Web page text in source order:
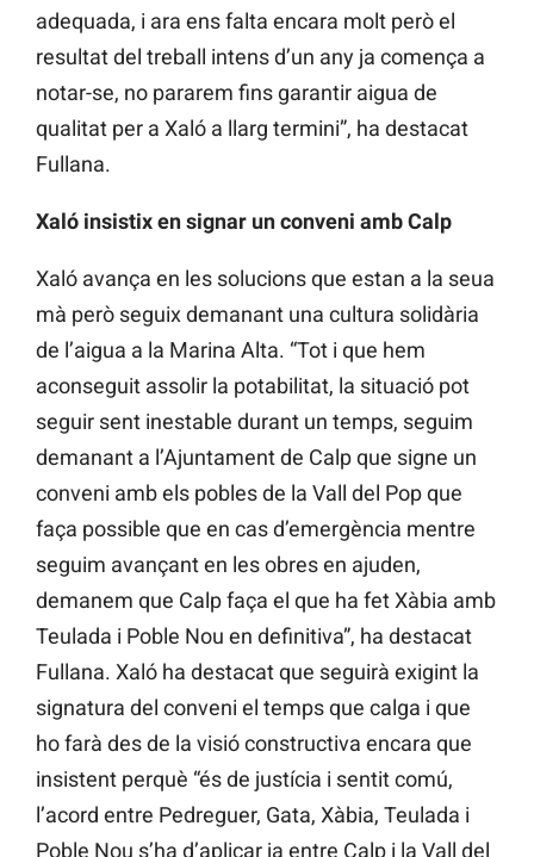
adequada, i ara ens falta encara molt però el
resultat del treball intens d’un any ja comença a
notar-se, no pararem fins garantir aigua de
qualitat per a Xaló a llarg termini”, ha destacat
Fullana.
Xaló insistix en signar un conveni amb Calp
Xaló avança en les solucions que estan a la seua
mà però seguix demanant una cultura solidària
de l’aigua a la Marina Alta. “Tot i que hem
aconseguit assolir la potabilitat, la situació pot
seguir sent inestable durant un temps, seguim
demanant a l’Ajuntament de Calp que signe un
conveni amb els pobles de la Vall del Pop que
faça possible que en cas d’emergència mentre
seguim avançant en les obres en ajuden,
demanem que Calp faça el que ha fet Xàbia amb
Teulada i Poble Nou en definitiva”, ha destacat
Fullana. Xaló ha destacat que seguirà exigint la
signatura del conveni el temps que calga i que
ho farà des de la visió constructiva encara que
insistent perquè “és de justícia i sentit comú,
l’acord entre Pedreguer, Gata, Xàbia, Teulada i
Poble Nou s’ha d’aplicar ja entre Calp i la Vall del